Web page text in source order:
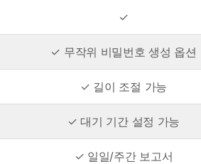
✓
✓ 무작위 비밀번호 생성 옵션
✓ 길이 조절 가능
✓ 대기 기간 설정 가능
✓ 일일/주간 보고서